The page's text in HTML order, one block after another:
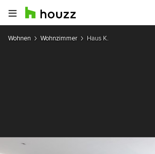
Wohnen Wohnzimmer Haus K.